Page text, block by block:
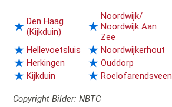
Den Haag
(Kijkduin)
Noordwijk/
Noordwijk Aan
Zee
Hellevoetsluis Noordwijkerhout
Herkingen
Ouddorp
Kijkduin
Roelofarendsveen
Copyright Bilder: NBTC